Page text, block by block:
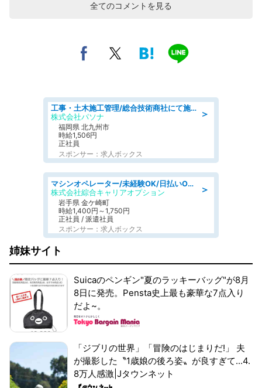
全てのコメントを見る
＞
工事・土木施工管理/総合技術商社にて施工管理のお仕事/即日勤務可/車通勤可/工事・土木施工管理/生産・品質管理
株式会社パソナ
福岡県 北九州市
時給1,506円
正社員
スポンサー：求人ボックス
＞
マシンオペレーター/未経験OK/日払いOK/寮完備/交替制/20・30・40代活躍中
株式会社綜合キャリアオプション
岩手県 金ケ崎町
時給1,400円～1,750円
正社員 / 派遣社員
スポンサー：求人ボックス
姉妹サイト
Suicaのペンギン"夏のラッキーバッグ"が8月
8日に発売。Pensta史上最も豪華な7点入り
だよ~。
「ジブリの世界」「冒険のはじまりだ!」 夫
が撮影した〝1歳娘の後ろ姿〟が良すぎて...4.
8万人感激|Jタウンネット